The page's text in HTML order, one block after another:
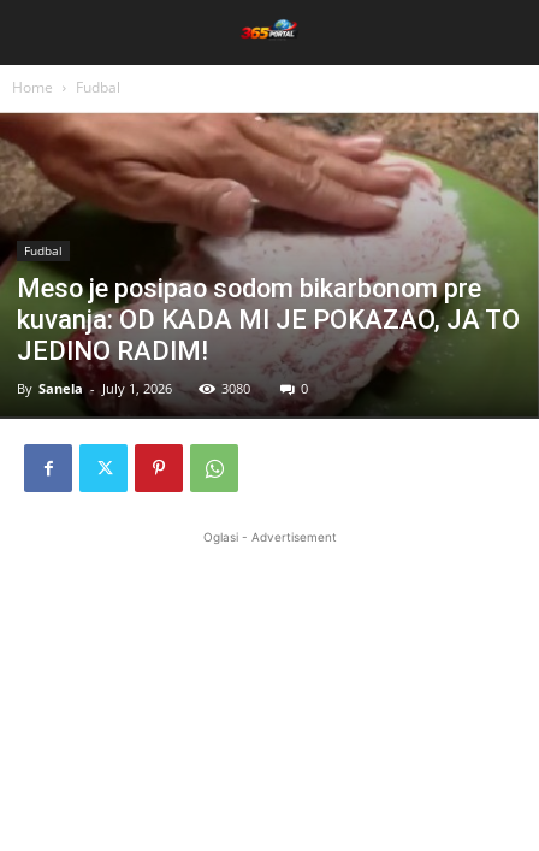
Home Fudbal
Fudbal
Meso je posipao sodom bikarbonom pre
kuvanja: OD KADA MI JE POKAZAO, JA TO
JEDINO RADIM!
By Sanela - July 1, 2026 3080 0
Oglasi - Advertisement